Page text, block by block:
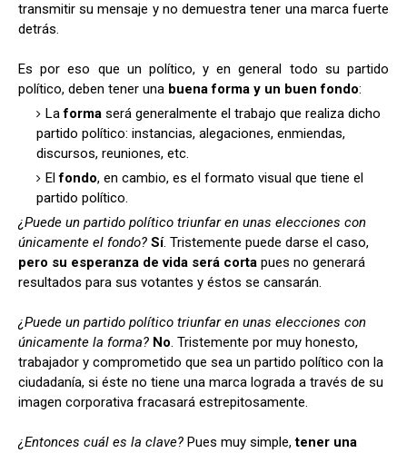
transmitir su mensaje y no demuestra tener una marca fuerte
detrás.
Es por eso que un político, y en general todo su partido
político, deben tener una buena forma y un buen fondo:
Laforma será generalmente el trabajo que realiza dicho
partido político: instancias, alegaciones, enmiendas,
discursos, reuniones, etc.
Elfondo, en cambio, es el formato visual que tiene el
partido político.
¿Puede un partido político triunfar en unas elecciones con
únicamente el fondo? Sí. Tristemente puede darse el caso,
pero su esperanza de vida será corta pues no generará
resultados para sus votantes y éstos se cansarán.
¿Puede un partido político triunfar en unas elecciones con
únicamente la forma? No. Tristemente por muy honesto,
trabajador y comprometido que sea un partido político con la
ciudadanía, si éste no tiene una marca lograda a través de su
imagen corporativa fracasará estrepitosamente.
¿Entonces cuál es la clave? Pues muy simple,tener una